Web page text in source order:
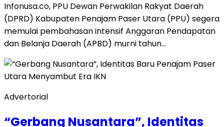
Infonusa.co, PPU Dewan Perwakilan Rakyat Daerah
(DPRD) Kabupaten Penajam Paser Utara (PPU) segera
memulai pembahasan intensif Anggaran Pendapatan
dan Belanja Daerah (APBD) murni tahun…
Advertorial
“Gerbang Nusantara”, Identitas